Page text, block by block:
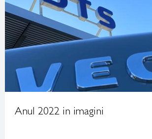
Anul 2022 in imagini